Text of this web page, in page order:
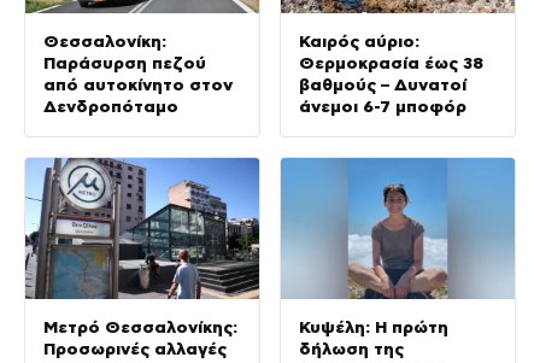
Θεσσαλονίκη:
Παράσυρση πεζού
από αυτοκίνητο στον
Δενδροπόταμο
Καιρός αύριο:
Θερμοκρασία έως 38
βαθμούς – Δυνατοί
άνεμοι 6-7 μποφόρ
Μετρό Θεσσαλονίκης:
Προσωρινές αλλαγές
Κυψέλη: Η πρώτη
δήλωση της